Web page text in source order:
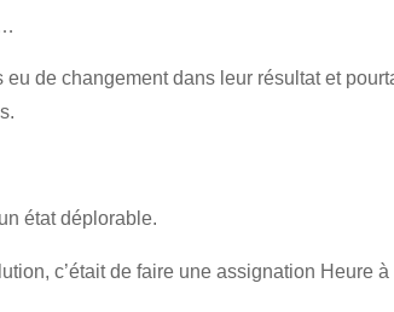
de changement dans leur résultat et
état déplorable.
c’était de faire une assignation Heure à